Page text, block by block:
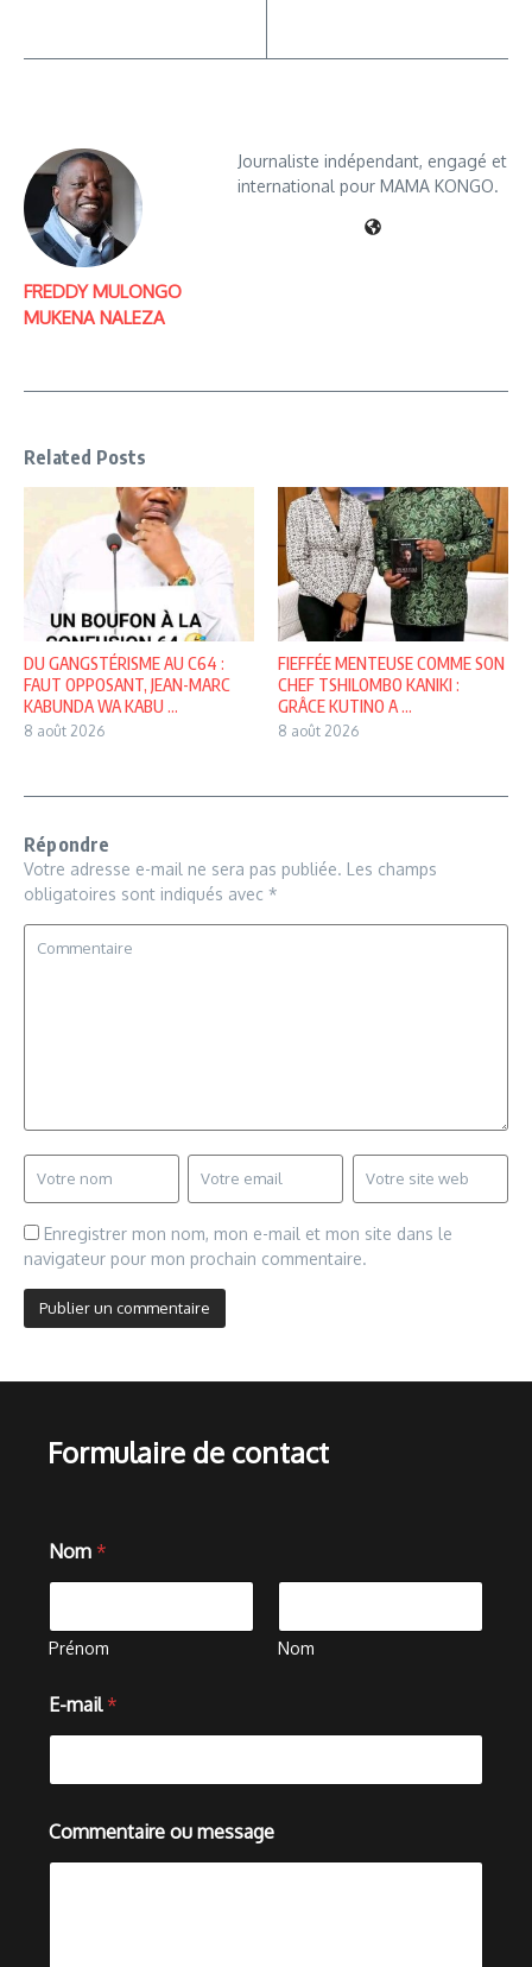
FREDDY MULONGO
MUKENA NALEZA
Journaliste indépendant, engagé et
international pour MAMA KONGO.
Related Posts
DU GANGSTÉRISME AU C64 :
FAUT OPPOSANT, JEAN-MARC
KABUNDA WA KABU ...
8 août 2026
FIEFFÉE MENTEUSE COMME SON
CHEF TSHILOMBO KANIKI :
GRÂCE KUTINO A ...
8 août 2026
Répondre
Votre adresse e-mail ne sera pas publiée. Les champs
obligatoires sont indiqués avec *
Enregistrer mon nom, mon e-mail et mon site dans le
navigateur pour mon prochain commentaire.
Formulaire de contact
o
m
u
N
m
Nom *
Prénom Nom
E-mail *
Commentaire ou message